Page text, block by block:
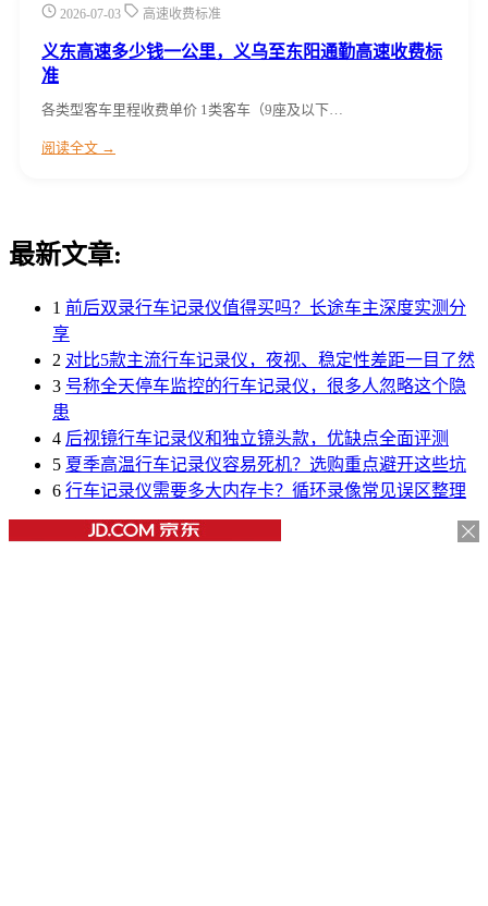
2026-07-03 高速收费标准
义东高速多少钱一公里，义乌至东阳通勤高速收费标
准
各类型客车里程收费单价 1类客车（9座及以下…
阅读全文 →
最新文章:
1 前后双录行车记录仪值得买吗？长途车主深度实测分
享
2 对比5款主流行车记录仪，夜视、稳定性差距一目了然
3 号称全天停车监控的行车记录仪，很多人忽略这个隐
患
4 后视镜行车记录仪和独立镜头款，优缺点全面评测
5 夏季高温行车记录仪容易死机？选购重点避开这些坑
6 行车记录仪需要多大内存卡？循环录像常见误区整理